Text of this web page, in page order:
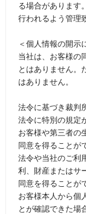
る場合があります
行われるよう管理
＜個人情報の開示
当社は、お客様の
とはありません。
はありません。
法令に基づき裁判
法令に特別の規定
お客様や第三者の
同意を得ることが
法令や当社のご利
利、財産またはサ
同意を得ることが
お客様本人から個
とが確認できた場